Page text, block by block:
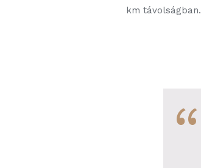
km távolságban.
“